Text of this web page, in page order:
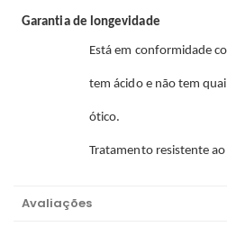
Garantia de longevidade
Está em conformidade
tem ácido e não tem
ótico.
Tratamento resistente
Avaliações